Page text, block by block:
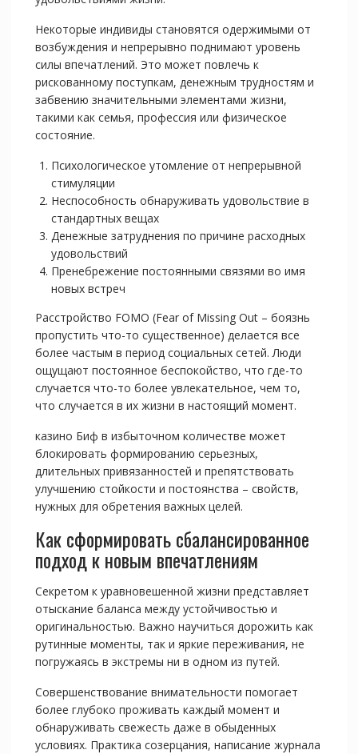
Некоторые индивиды становятся одержимыми от
возбуждения и непрерывно поднимают уровень
силы впечатлений. Это может повлечь к
рискованному поступкам, денежным трудностям и
забвению значительными элементами жизни,
такими как семья, профессия или физическое
состояние.
Психологическое утомление от непрерывной
стимуляции
Неспособность обнаруживать удовольствие в
стандартных вещах
Денежные затруднения по причине расходных
удовольствий
Пренебрежение постоянными связями во имя
новых встреч
Расстройство FOMO (Fear of Missing Out – боязнь
пропустить что-то существенное) делается все
более частым в период социальных сетей. Люди
ощущают постоянное беспокойство, что где-то
случается что-то более увлекательное, чем то,
что случается в их жизни в настоящий момент.
казино Биф в избыточном количестве может
блокировать формированию серьезных,
длительных привязанностей и препятствовать
улучшению стойкости и постоянства – свойств,
нужных для обретения важных целей.
Как сформировать сбалансированное
подход к новым впечатлениям
Секретом к уравновешенной жизни представляет
отыскание баланса между устойчивостью и
оригинальностью. Важно научиться дорожить как
рутинные моменты, так и яркие переживания, не
погружаясь в экстремы ни в одном из путей.
Совершенствование внимательности помогает
более глубоко проживать каждый момент и
обнаруживать свежесть даже в обыденных
условиях. Практика созерцания, написание журнала